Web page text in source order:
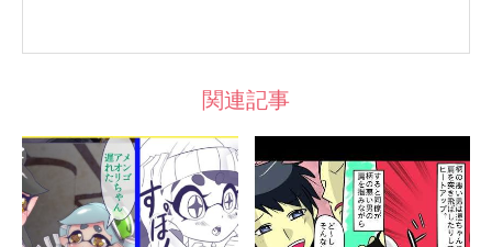
関連記事